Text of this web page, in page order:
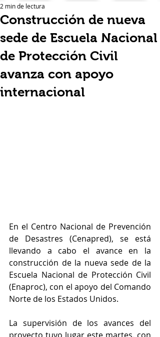
Construcción de nueva
sede de Escuela Nacional
de Protección Civil
avanza con apoyo
internacional
2 min de lectura
En el Centro Nacional de Prevención
de Desastres (Cenapred), se está
llevando a cabo el avance en la
construcción de la nueva sede de la
Escuela Nacional de Protección Civil
(Enaproc), con el apoyo del Comando
Norte de los Estados Unidos.
La supervisión de los avances del
proyecto tuvo lugar este martes, con